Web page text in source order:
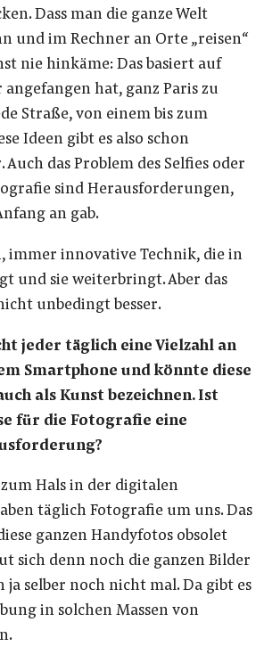
Dass man die ganze Welt
und im Rechner an Orte „reisen“
nie hinkäme: Das basiert auf
angefangen hat, ganz Paris zu
Straße, von einem bis zum
Ideen gibt es also schon
das Problem des Selfies oder
sind Herausforderungen,
an gab.
immer innovative Technik, die in
und sie weiterbringt. Aber das
unbedingt besser.
jeder täglich eine Vielzahl an
Smartphone und könnte diese
als Kunst bezeichnen. Ist
für die Fotografie eine
?
Hals in der digitalen
täglich Fotografie um uns. Das
ganzen Handyfotos obsolet
sich denn noch die ganzen Bilder
ja selber noch nicht mal. Da gibt es
in solchen Massen von